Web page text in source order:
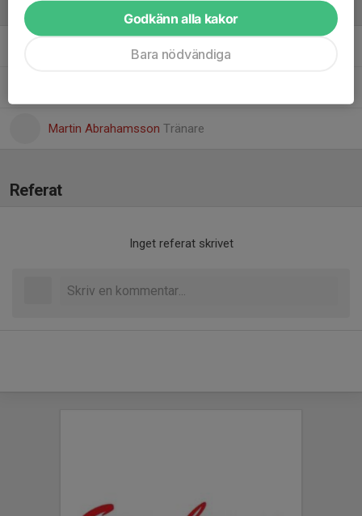
Ledare
Andreas Eliasson Ledare
Martin Abrahamsson Tränare
Referat
Inget referat skrivet
Godkänn alla kakor
Bara nödvändiga